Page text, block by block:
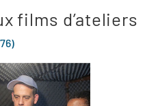
films d’ateliers